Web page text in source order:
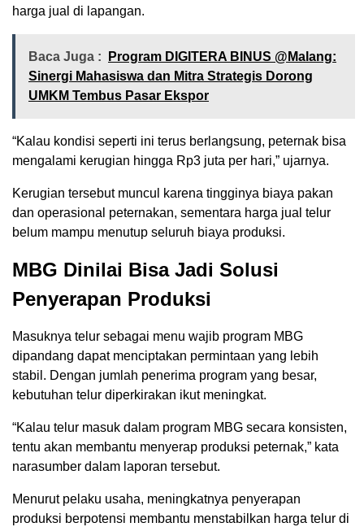
harga jual di lapangan.
Baca Juga :
Program DIGITERA BINUS @Malang:
Sinergi Mahasiswa dan Mitra Strategis Dorong
UMKM Tembus Pasar Ekspor
“Kalau kondisi seperti ini terus berlangsung, peternak bisa
mengalami kerugian hingga Rp3 juta per hari,” ujarnya.
Kerugian tersebut muncul karena tingginya biaya pakan
dan operasional peternakan, sementara harga jual telur
belum mampu menutup seluruh biaya produksi.
MBG Dinilai Bisa Jadi Solusi
Penyerapan Produksi
Masuknya telur sebagai menu wajib program MBG
dipandang dapat menciptakan permintaan yang lebih
stabil. Dengan jumlah penerima program yang besar,
kebutuhan telur diperkirakan ikut meningkat.
“Kalau telur masuk dalam program MBG secara konsisten,
tentu akan membantu menyerap produksi peternak,” kata
narasumber dalam laporan tersebut.
Menurut pelaku usaha, meningkatnya penyerapan
produksi berpotensi membantu menstabilkan harga telur di